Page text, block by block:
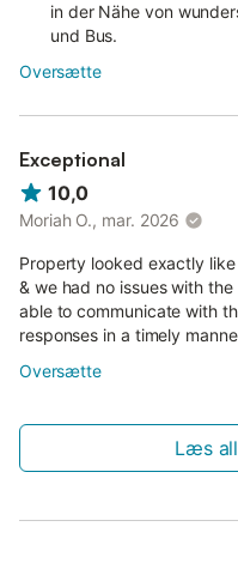
in der Nähe von
und Bus.
Oversætte
Exceptional
10,0
Moriah O., mar. 2026
Property looked exactly
& we had no issues with
able to communicate with
responses in a timely
Oversætte
Læs